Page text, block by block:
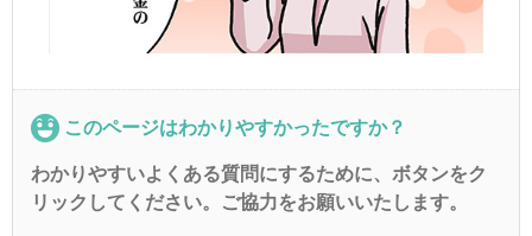
このページはわかりやすかったですか？
わかりやすいよくある質問にするために、ボタンをク
リックしてください。ご協力をお願いいたします。